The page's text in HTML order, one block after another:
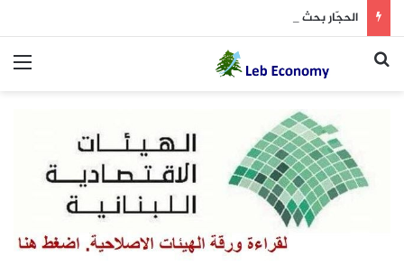
الحجّار بحث في المشاريع الإنمائية والخدماتية لطرابلس
بحث عن